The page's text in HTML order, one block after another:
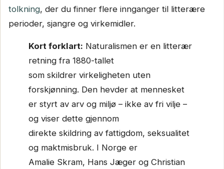
tolkning, der du finner flere innganger til litterære
perioder, sjangre og virkemidler.
Kort forklart: Naturalismen er en litterær
retning fra 1880-tallet
som skildrer virkeligheten uten
forskjønning. Den hevder at mennesket
er styrt av arv og miljø – ikke av fri vilje –
og viser dette gjennom
direkte skildring av fattigdom, seksualitet
og maktmisbruk. I Norge er
Amalie Skram, Hans Jæger og Christian